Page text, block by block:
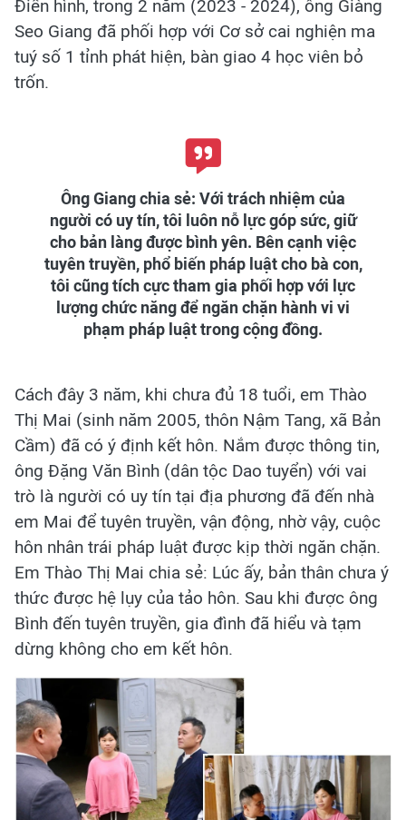
Điển hình, trong 2 năm (2023 - 2024), ông Giàng
Seo Giang đã phối hợp với Cơ sở cai nghiện ma
tuý số 1 tỉnh phát hiện, bàn giao 4 học viên bỏ
trốn.
Ông Giang chia sẻ: Với trách nhiệm của
người có uy tín, tôi luôn nỗ lực góp sức, giữ
cho bản làng được bình yên. Bên cạnh việc
tuyên truyền, phổ biến pháp luật cho bà con,
tôi cũng tích cực tham gia phối hợp với lực
lượng chức năng để ngăn chặn hành vi vi
phạm pháp luật trong cộng đồng.
Cách đây 3 năm, khi chưa đủ 18 tuổi, em Thào
Thị Mai (sinh năm 2005, thôn Nậm Tang, xã Bản
Cầm) đã có ý định kết hôn. Nắm được thông tin,
ông Đặng Văn Bình (dân tộc Dao tuyển) với vai
trò là người có uy tín tại địa phương đã đến nhà
em Mai để tuyên truyền, vận động, nhờ vậy, cuộc
hôn nhân trái pháp luật được kịp thời ngăn chặn.
Em Thào Thị Mai chia sẻ: Lúc ấy, bản thân chưa ý
thức được hệ lụy của tảo hôn. Sau khi được ông
Bình đến tuyên truyền, gia đình đã hiểu và tạm
dừng không cho em kết hôn.